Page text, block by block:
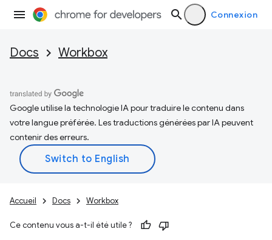
Connexion
Docs Workbox
Google utilise la technologie IA pour traduire le contenu dans
votre langue préférée. Les traductions générées par IA peuvent
contenir des erreurs.
Accueil Docs Workbox
Ce contenu vous a-t-il été utile ?